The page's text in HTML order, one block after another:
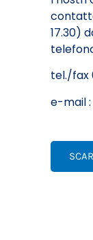
17.30)
tel./fax
e-mail :